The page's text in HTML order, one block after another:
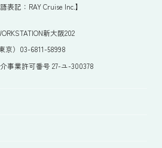
記：RAY Cruise Inc.】
新大阪202
京）03-6811-58998
事業許可番号 27-ユ-300378